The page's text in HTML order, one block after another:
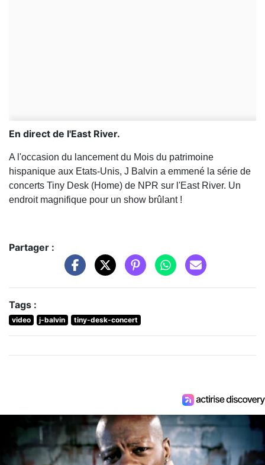
En direct de l'East River.
A l'occasion du lancement du Mois du patrimoine
hispanique aux Etats-Unis, J Balvin a emmené la série de
concerts Tiny Desk (Home) de NPR sur l'East River. Un
endroit magnifique pour un show brûlant !
Partager :
Tags :
video j-balvin tiny-desk-concert